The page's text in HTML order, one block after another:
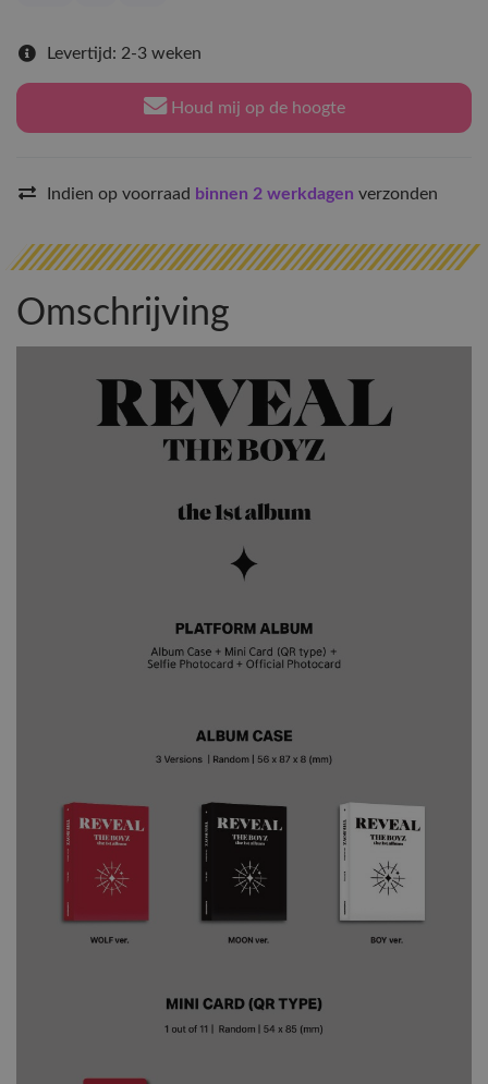
Levertijd: 2-3 weken
Houd mij op de hoogte
Indien op voorraad binnen 2 werkdagen verzonden
Omschrijving